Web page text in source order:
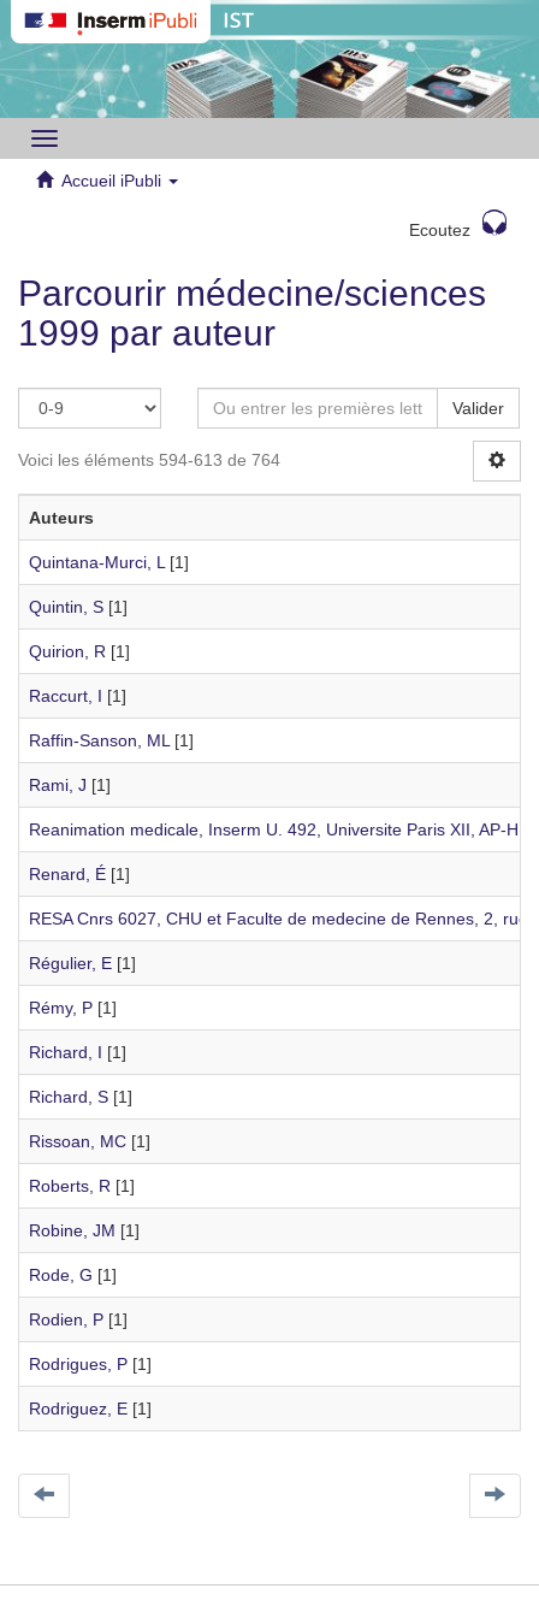
Toggle
navigation
Accueil iPubli
Ecoutez
Parcourir médecine/sciences
1999 par auteur
Valider
Voici les éléments 594-613 de 764
Auteurs
Quintana-Murci, L [1]
Quintin, S [1]
Quirion, R [1]
Raccurt, I [1]
Raffin-Sanson, ML [1]
Rami, J [1]
Reanimation medicale, Inserm U. 492, Universite Paris XII, AP-
Renard, É [1]
RESA Cnrs 6027, CHU et Faculte de medecine de Rennes, 2,
Régulier, E [1]
Rémy, P [1]
Richard, I [1]
Richard, S [1]
Rissoan, MC [1]
Roberts, R [1]
Robine, JM [1]
Rode, G [1]
Rodien, P [1]
Rodrigues, P [1]
Rodriguez, E [1]